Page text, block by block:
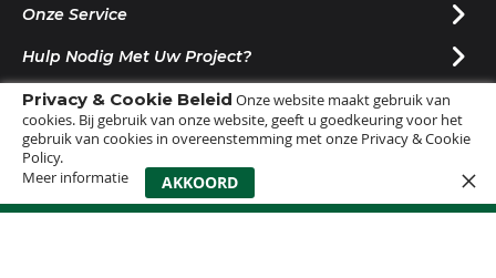
Privacy & Cookie Beleid Onze website maakt gebruik van
cookies. Bij gebruik van onze website, geeft u goedkeuring voor het
gebruik van cookies in overeenstemming met onze Privacy & Cookie
Policy.
Meer informatie
AKKOORD
Onze Service
Hulp Nodig Met Uw Project?
Nieuwsbrief Ontvangen?
© 2025 |Sitemap